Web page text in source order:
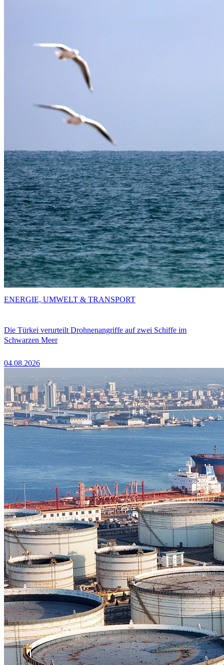
Die Türkei verurteilt Drohnenangriffe auf zwei Schiffe im
Schwarzen Meer
04.08.2026
ENERGIE, UMWELT & TRANSPORT